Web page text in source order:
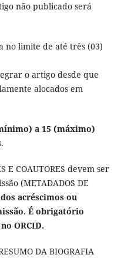
não publicado será
no limite de até três (03)
o artigo desde que
alocados em
a 15 (máximo)
E COAUTORES devem ser
(METADADOS DE
acréscimos ou
É obrigatório
ORCID.
DA BIOGRAFIA